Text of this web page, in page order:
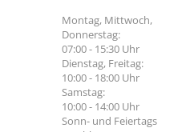
Montag, Mittwoch,
Donnerstag:
07:00 - 15:30 Uhr
Dienstag, Freitag:
10:00 - 18:00 Uhr
Samstag:
10:00 - 14:00 Uhr
Sonn- und Feiertags